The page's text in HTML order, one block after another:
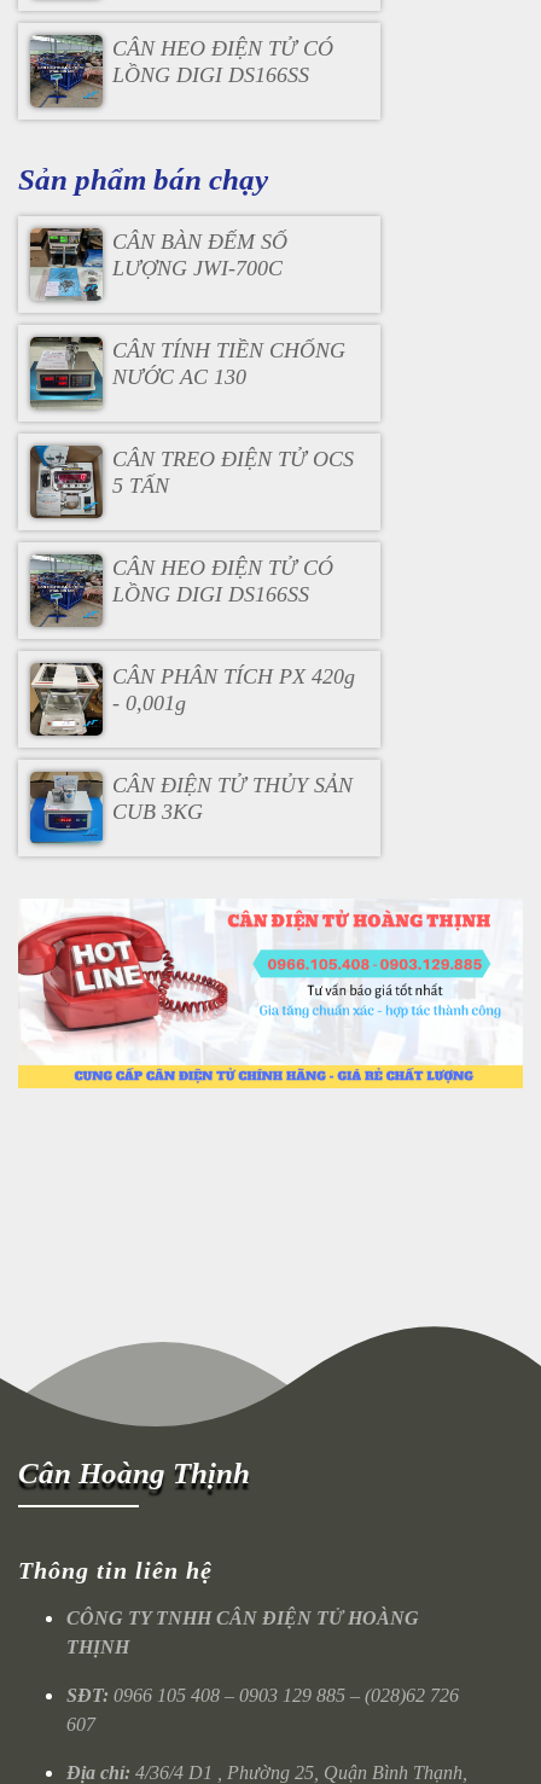
CÂN HEO ĐIỆN TỬ CÓ
LỒNG DIGI DS166SS
Sản phẩm bán chạy
CÂN BÀN ĐẾM SỐ
LƯỢNG JWI-700C
CÂN TÍNH TIỀN CHỐNG
NƯỚC AC 130
CÂN TREO ĐIỆN TỬ OCS
5 TẤN
CÂN HEO ĐIỆN TỬ CÓ
LỒNG DIGI DS166SS
CÂN PHÂN TÍCH PX 420g
- 0,001g
CÂN ĐIỆN TỬ THỦY SẢN
CUB 3KG
Cân Hoàng Thịnh
Thông tin liên hệ
CÔNG TY TNHH CÂN ĐIỆN TỬ HOÀNG
THỊNH
SĐT: 0966 105 408 – 0903 129 885 – (028)62 726
607
Địa chỉ: 4/36/4 D1 , Phường 25, Quận Bình Thạnh,